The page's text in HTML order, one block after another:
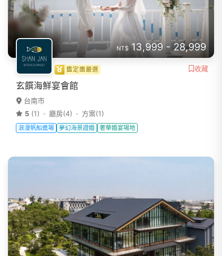
NT$ 13,999 - 28,999
鑑定團嚴選 收藏
玄饌海鮮宴會館
台南市
5 (1) 廳房(4) 方案(1)
浪漫帆船進場 夢幻海景證婚 奢華婚宴場地